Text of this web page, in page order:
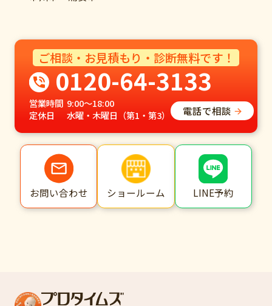
ご相談・お見積もり・診断無料です！
0120-64-3133
営業時間 9:00～18:00
定休日
水曜・木曜日（第1・第3） 電話で相談
お問い合わせ ショールーム LINE予約